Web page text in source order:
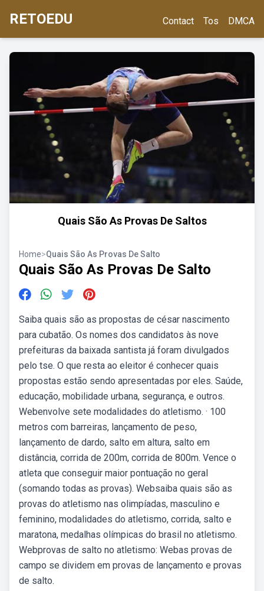
RETOEDU Contact Tos DMCA
Quais São As Provas De Saltos
Home>Quais São As Provas De Salto
Quais São As Provas De Salto
Saiba quais são as propostas de césar nascimento
para cubatão. Os nomes dos candidatos às nove
prefeituras da baixada santista já foram divulgados
pelo tse. O que resta ao eleitor é conhecer quais
propostas estão sendo apresentadas por eles. Saúde,
educação, mobilidade urbana, segurança, e outros.
Webenvolve sete modalidades do atletismo. · 100
metros com barreiras, lançamento de peso,
lançamento de dardo, salto em altura, salto em
distância, corrida de 200m, corrida de 800m. Vence o
atleta que conseguir maior pontuação no geral
(somando todas as provas). Websaiba quais são as
provas do atletismo nas olimpíadas, masculino e
feminino, modalidades do atletismo, corrida, salto e
maratona, medalhas olímpicas do brasil no atletismo.
Webprovas de salto no atletismo: Webas provas de
campo se dividem em provas de lançamento e provas
de salto.